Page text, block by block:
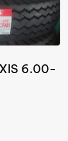
6.00-